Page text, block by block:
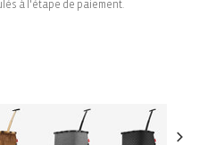
à l'étape de paiement.